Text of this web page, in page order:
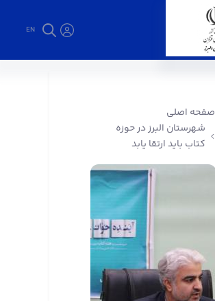
EN
صفحه اصلی
شهرستان البرز در حوزه
کتاب باید ارتقا یابد